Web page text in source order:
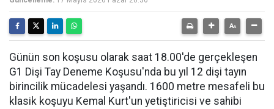
Günün son koşusu olarak saat 18.00'de gerçekleşen
G1 Dişi Tay Deneme Koşusu'nda bu yıl 12 dişi tayın
birincilik mücadelesi yaşandı. 1600 metre mesafeli bu
klasik koşuyu Kemal Kurt'un yetiştiricisi ve sahibi